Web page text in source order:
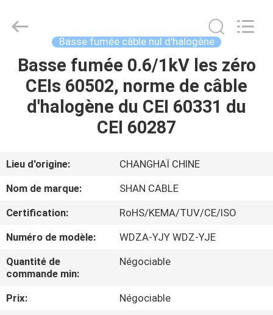
APERÇU
PRODUITS
VR
A
PROPOS
DE
NOUS
Cable
(Group)
Reserved.
Basse fumée câble nul d'halogène
Basse fumée 0.6/1kV les zéro
CEIs 60502, norme de câble
d'halogène du CEI 60331 du
CEI 60287
Lieu d'origine:
CHANGHAÏ CHINE
Nom de marque:
SHAN CABLE
Certification:
RoHS/KEMA/TUV/CE/ISO
Numéro de modèle:
WDZA-YJY WDZ-YJE
Quantité de
commande min:
Négociable
Prix:
Négociable